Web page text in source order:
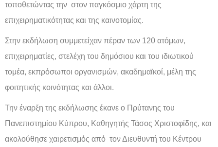
τοποθετώντας την στον παγκόσμιο χάρτη της
επιχειρηματικότητας και της καινοτομίας.
Στην εκδήλωση συμμετείχαν πέραν των 120 ατόμων,
επιχειρηματίες, στελέχη του δημόσιου και του ιδιωτικού
τομέα, εκπρόσωποι οργανισμών, ακαδημαϊκοί, μέλη της
φοιτητικής κοινότητας και άλλοι.
Την έναρξη της εκδήλωσης έκανε ο Πρύτανης του
Πανεπιστημίου Κύπρου, Καθηγητής Τάσος Χριστοφίδης, και
ακολούθησε χαιρετισμός από τον Διευθυντή του Κέντρου